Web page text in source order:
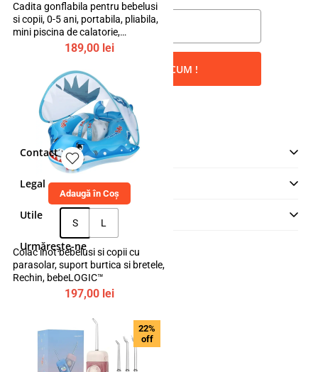
Cadita gonflabila pentru bebelusi
si copii, 0-5 ani, portabila, pliabila,
mini piscina de calatorie,
bebeLOGIC™189,00 lei
Adaugă în Coș
S L
Colac inot bebelusi si copii cu
parasolar, suport burtica si bretele,
Rechin, bebeLOGIC™
197,00 lei
22%
off
VREAU REDUCEREA ACUM !
Contact
MAKE IT LOGIC SRL
Str. Lt. Aurel Botea, Nr. 4,
București, Sector 3,
România
+4 0744 23 0000
Legal
Termeni și Condiții
Politica cookies
Utile
Cum comand
Modalități de plată
Retur produse
Urmărește-ne